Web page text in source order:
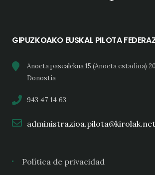
GIPUZKOAKO EUSKAL PILOTA
Anoeta pasealekua 15 (Anoeta estadioa)
Donostia
943 47 14 63
administrazioa.pilota@kirolak.net
Política de privacidad